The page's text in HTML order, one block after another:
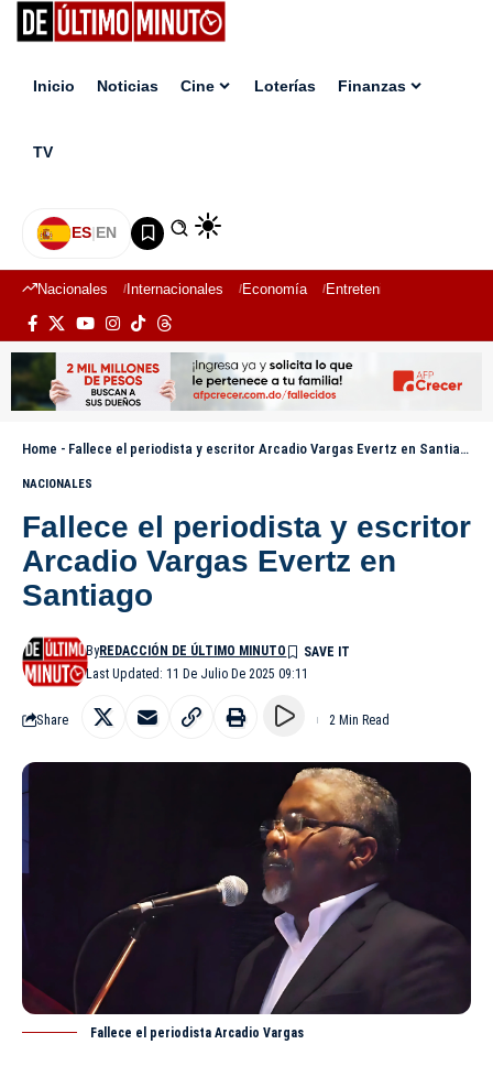
Inicio Noticias Cine Loterías Finanzas
TV
ES|EN
Nacionales Internacionales Economía Entretenimiento
Home - Fallece el periodista y escritor Arcadio Vargas Evertz en Santiago
NACIONALES
Fallece el periodista y escritor
Arcadio Vargas Evertz en
Santiago
Last Updated: 11 De Julio De 2025 09:11
ByREDACCIÓN DE ÚLTIMO MINUTO
Share 2 Min Read
Fallece el periodista Arcadio Vargas